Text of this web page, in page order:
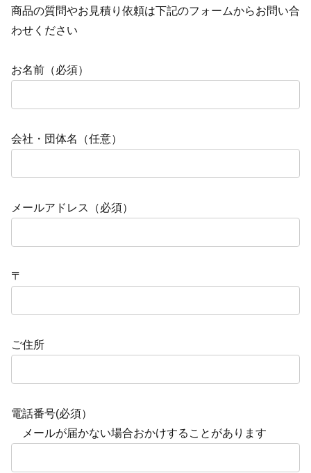
商品の質問やお見積り依頼は下記のフォームからお問い合
わせください
お名前（必須）
会社・団体名（任意）
メールアドレス（必須）
〒
ご住所
電話番号(必須）
メールが届かない場合おかけすることがあります